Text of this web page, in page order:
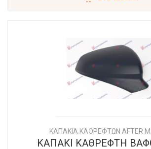
ΚΑΠΑΚΙΑ ΚΑΘΡΕΦΤΩΝ AFTER
ΚΑΠΑΚΙ ΚΑΘΡΕΦΤΗ